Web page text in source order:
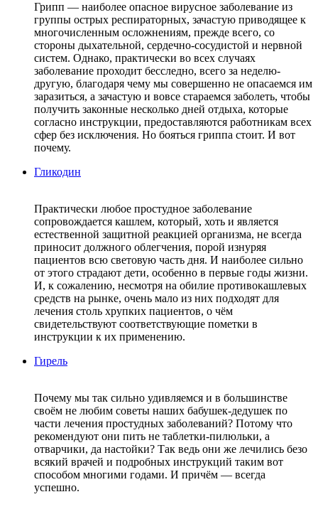
Грипп — наиболее опасное вирусное заболевание из
группы острых респираторных, зачастую приводящее к
многочисленным осложнениям, прежде всего, со
стороны дыхательной, сердечно-сосудистой и нервной
систем. Однако, практически во всех случаях
заболевание проходит бесследно, всего за неделю-
другую, благодаря чему мы совершенно не опасаемся им
заразиться, а зачастую и вовсе стараемся заболеть, чтобы
получить законные несколько дней отдыха, которые
согласно инструкции, предоставляются работникам всех
сфер без исключения. Но бояться гриппа стоит. И вот
почему.
Гликодин
Практически любое простудное заболевание
сопровождается кашлем, который, хоть и является
естественной защитной реакцией организма, не всегда
приносит должного облегчения, порой изнуряя
пациентов всю световую часть дня. И наиболее сильно
от этого страдают дети, особенно в первые годы жизни.
И, к сожалению, несмотря на обилие противокашлевых
средств на рынке, очень мало из них подходят для
лечения столь хрупких пациентов, о чём
свидетельствуют соответствующие пометки в
инструкции к их применению.
Гирель
Почему мы так сильно удивляемся и в большинстве
своём не любим советы наших бабушек-дедушек по
части лечения простудных заболеваний? Потому что
рекомендуют они пить не таблетки-пилюльки, а
отварчики, да настойки? Так ведь они же лечились безо
всякий врачей и подробных инструкций таким вот
способом многими годами. И причём — всегда
успешно.